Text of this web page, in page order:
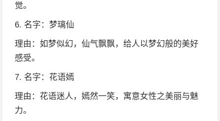
觉。
6. 名字：梦璃仙
理由：如梦似幻，仙气飘飘，给人以梦幻般的美好
感受。
7. 名字：花语嫣
理由：花语迷人，嫣然一笑，寓意女性之美丽与魅
力。